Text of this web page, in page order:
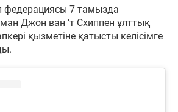
федерациясы 7 тамызда
Джон ван ’т Схиппен ұлттық
қызметіне қатысты келісімге